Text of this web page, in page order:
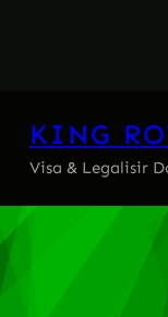
KING
Visa & Legalisir